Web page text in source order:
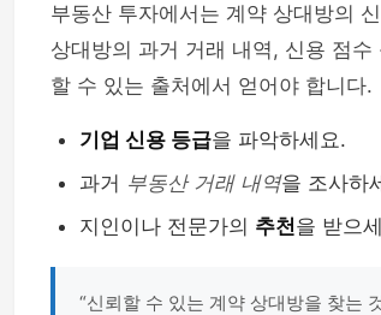
부동산 투자에서는 계약 상대방의
상대방의 과거 거래 내역, 신용 점
할 수 있는 출처에서 얻어야 합니다.
기업 신용 등급을 파악하세요.
과거 부동산 거래 내역을 조사하
지인이나 전문가의 추천을 받으
“신뢰할 수 있는 계약 상대방을 찾는